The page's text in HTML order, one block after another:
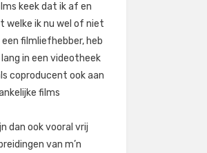
keek dat ik af en
welke ik nu wel of niet
een filmliefhebber, heb
in een videotheek
coproducent ook aan
films
dan ook vooral vrij
van m’n